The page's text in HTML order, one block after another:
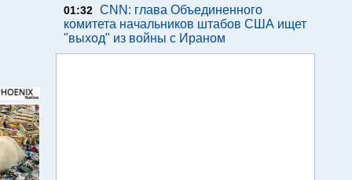
01:32 CNN: глава Объединенного
комитета начальников штабов США ищет
"выход" из войны с Ираном